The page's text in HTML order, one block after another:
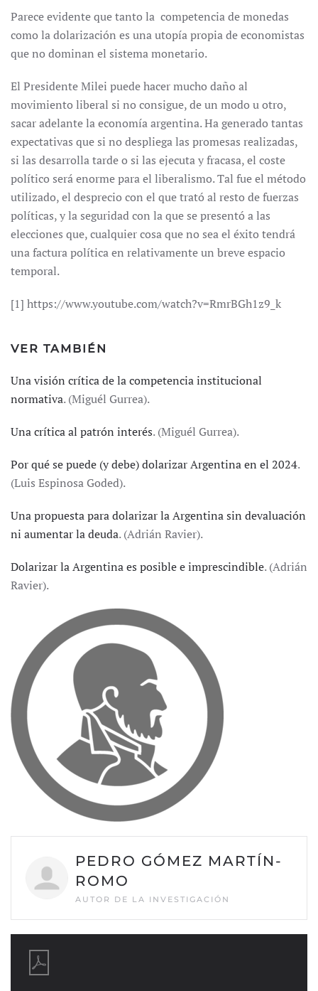
Parece evidente que tanto la competencia de monedas
como la dolarización es una utopía propia de economistas
que no dominan el sistema monetario.
El Presidente Milei puede hacer mucho daño al
movimiento liberal si no consigue, de un modo u otro,
sacar adelante la economía argentina. Ha generado tantas
expectativas que si no despliega las promesas realizadas,
si las desarrolla tarde o si las ejecuta y fracasa, el coste
político será enorme para el liberalismo. Tal fue el método
utilizado, el desprecio con el que trató al resto de fuerzas
políticas, y la seguridad con la que se presentó a las
elecciones que, cualquier cosa que no sea el éxito tendrá
una factura política en relativamente un breve espacio
temporal.
[1] https://www.youtube.com/watch?v=RmrBGh1z9_k
VER TAMBIÉN
Una visión crítica de la competencia institucional
normativa. (Miguél Gurrea).
Una crítica al patrón interés. (Miguél Gurrea).
Por qué se puede (y debe) dolarizar Argentina en el 2024.
(Luis Espinosa Goded).
Una propuesta para dolarizar la Argentina sin devaluación
ni aumentar la deuda. (Adrián Ravier).
Dolarizar la Argentina es posible e imprescindible. (Adrián
Ravier).
PEDRO GÓMEZ MARTÍN-
ROMO
AUTOR DE LA INVESTIGACIÓN